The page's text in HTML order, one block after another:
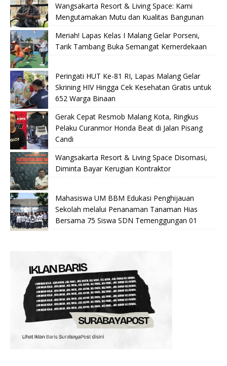
Wangsakarta Resort & Living Space: Kami
Mengutamakan Mutu dan Kualitas Bangunan
Meriah! Lapas Kelas I Malang Gelar Porseni,
Tarik Tambang Buka Semangat Kemerdekaan
Peringati HUT Ke-81 RI, Lapas Malang Gelar
Skrining HIV Hingga Cek Kesehatan Gratis untuk
652 Warga Binaan
Gerak Cepat Resmob Malang Kota, Ringkus
Pelaku Curanmor Honda Beat di Jalan Pisang
Candi
Wangsakarta Resort & Living Space Disomasi,
Diminta Bayar Kerugian Kontraktor
Mahasiswa UM BBM Edukasi Penghijauan
Sekolah melalui Penanaman Tanaman Hias
Bersama 75 Siswa SDN Temenggungan 01